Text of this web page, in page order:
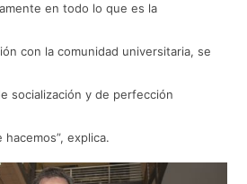
en todo lo que es la
con la comunidad universitaria, se
socialización y de perfección
explica.